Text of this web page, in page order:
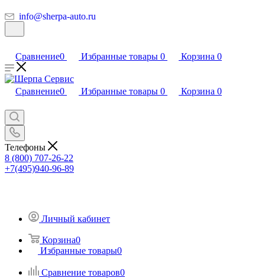
info@sherpa-auto.ru
Сравнение0 Избранные товары 0 Корзина 0
Сравнение0 Избранные товары 0 Корзина 0
Телефоны
8 (800) 707-26-22
+7(495)940-96-89
Личный кабинет
Корзина0
Избранные товары0
Сравнение товаров0